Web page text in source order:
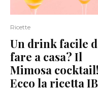
Ricette
Un drink facile
fare a casa? Il
Mimosa cocktail!
Ecco la ricetta